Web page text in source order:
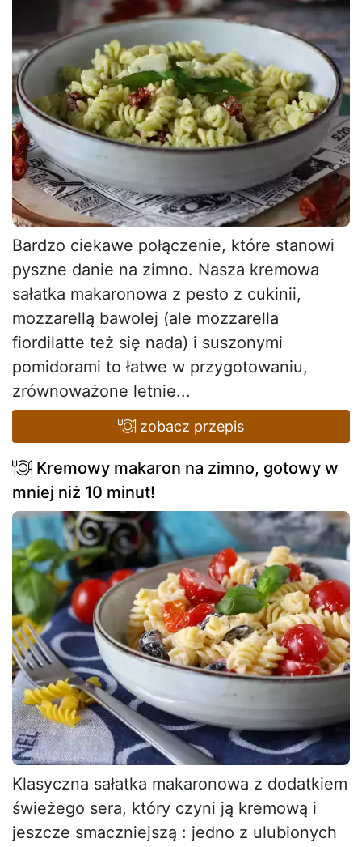
Bardzo ciekawe połączenie, które stanowi
pyszne danie na zimno. Nasza kremowa
sałatka makaronowa z pesto z cukinii,
mozzarellą bawolej (ale mozzarella
fiordilatte też się nada) i suszonymi
pomidorami to łatwe w przygotowaniu,
zrównoważone letnie...
zobacz przepis
Kremowy makaron na zimno, gotowy w
mniej niż 10 minut!
Klasyczna sałatka makaronowa z dodatkiem
świeżego sera, który czyni ją kremową i
jeszcze smaczniejszą : jedno z ulubionych